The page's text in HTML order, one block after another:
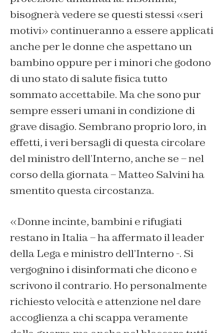
bisognerà vedere se questi stessi «seri
motivi» continueranno a essere applicati
anche per le donne che aspettano un
bambino oppure per i minori che godono
di uno stato di salute fisica tutto
sommato accettabile. Ma che sono pur
sempre esseri umani in condizione di
grave disagio. Sembrano proprio loro, in
effetti, i veri bersagli di questa circolare
del ministro dell’Interno, anche se – nel
corso della giornata – Matteo Salvini ha
smentito questa circostanza.
«Donne incinte, bambini e rifugiati
restano in Italia – ha affermato il leader
della Lega e ministro dell’Interno -. Si
vergognino i disinformati che dicono e
scrivono il contrario. Ho personalmente
richiesto velocità e attenzione nel dare
accoglienza a chi scappa veramente